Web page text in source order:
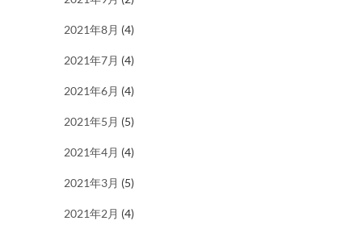
2021年8月 (4)
2021年7月 (4)
2021年6月 (4)
2021年5月 (5)
2021年4月 (4)
2021年3月 (5)
2021年2月 (4)